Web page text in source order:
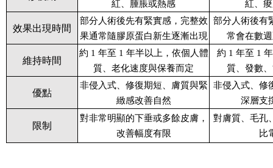
紅、腫脹或熱感 紅、
效果出現時間
部分人術後先有緊實感，完整效
果通常隨膠原蛋白新生逐漸出現
部分人術後有
常會在數
維持時間
約 1 年至 1 年半以上，依個人體
質、老化速度與保養而定
約 1 年至 1
質、發數
優點
非侵入式、修復期短、膚質與緊
緻感改善自然
非侵入式、修
深層支
限制
對非常明顯的下垂或多餘皮膚，
改善幅度有限
對膚質、毛孔
比